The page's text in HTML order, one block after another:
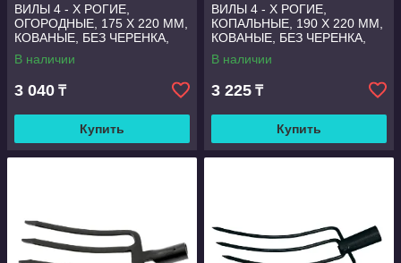
ВИЛЫ 4 - Х РОГИЕ,
ОГОРОДНЫЕ, 175 Х 220 ММ,
КОВАНЫЕ, БЕЗ ЧЕРЕНКА,
АРТИ, РОССИЯ
В наличии
3 040 ₸
Купить
ВИЛЫ 4 - Х РОГИЕ,
КОПАЛЬНЫЕ, 190 Х 220 ММ,
КОВАНЫЕ, БЕЗ ЧЕРЕНКА,
АРТИ, РОССИЯ
В наличии
3 225 ₸
Купить